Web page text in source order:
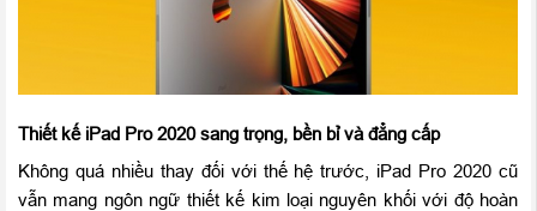
Thiết kế iPad Pro 2020 sang trọng, bền bỉ và đẳng cấp
Không quá nhiều thay đối với thế hệ trước, iPad Pro 2020 cũ
vẫn mang ngôn ngữ thiết kế kim loại nguyên khối với độ hoàn